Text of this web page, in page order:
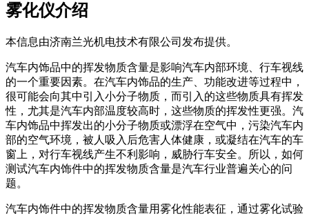
雾化仪介绍
本信息由济南兰光机电技术有限公司发布提供。
汽车内饰品中的挥发物质含量是影响汽车内部环境、行车视线
的一个重要因素。在汽车内饰品的生产、功能改进等过程中，
很可能会向其中引入小分子物质，而引入的这些物质具有挥发
性，尤其是汽车内部温度较高时，这些物质的挥发性更强。汽
车内饰品中挥发出的小分子物质或漂浮在空气中，污染汽车内
部的空气环境，被人吸入后危害人体健康，或凝结在汽车的车
窗上，对行车视线产生不利影响，威胁行车安全。所以，如何
测试汽车内饰件中的挥发物质含量是汽车行业普遍关心的问
题。
汽车内饰件中的挥发物质含量用雾化性能表征，通过雾化试验